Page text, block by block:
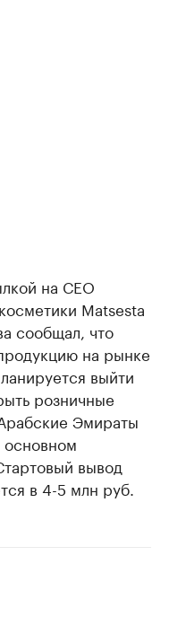
на СЕО
Matsesta
сообщал, что
на рынке
выйти
розничные
Эмираты
основном
вывод
в 4-5 млн руб.